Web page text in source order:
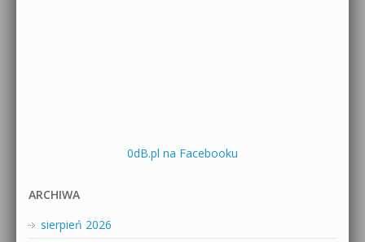
0dB.pl na Facebooku
ARCHIWA
sierpień 2026